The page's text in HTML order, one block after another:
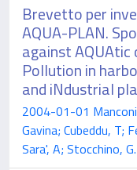
Brevetto per
AQUA-PLAN.
against AQUAtic
Pollution in
and iNdustrial
2004-01-01
Gavina; Cubeddu, T;
Sara', A; Stocchino,